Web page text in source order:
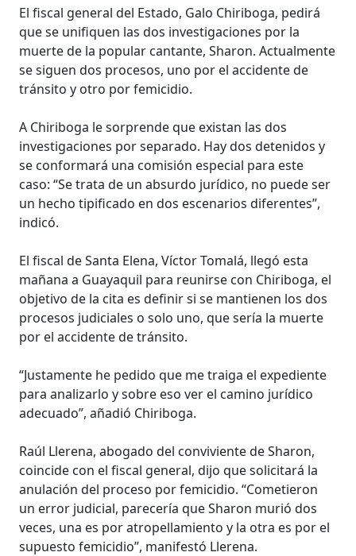
El fiscal general del Estado, Galo Chiriboga, pedirá
que se unifiquen las dos investigaciones por la
muerte de la popular cantante, Sharon. Actualmente
se siguen dos procesos, uno por el accidente de
tránsito y otro por femicidio.
A Chiriboga le sorprende que existan las dos
investigaciones por separado. Hay dos detenidos y
se conformará una comisión especial para este
caso: “Se trata de un absurdo jurídico, no puede ser
un hecho tipificado en dos escenarios diferentes”,
indicó.
El fiscal de Santa Elena, Víctor Tomalá, llegó esta
mañana a Guayaquil para reunirse con Chiriboga, el
objetivo de la cita es definir si se mantienen los dos
procesos judiciales o solo uno, que sería la muerte
por el accidente de tránsito.
“Justamente he pedido que me traiga el expediente
para analizarlo y sobre eso ver el camino jurídico
adecuado”, añadió Chiriboga.
Raúl Llerena, abogado del conviviente de Sharon,
coincide con el fiscal general, dijo que solicitará la
anulación del proceso por femicidio. “Cometieron
un error judicial, parecería que Sharon murió dos
veces, una es por atropellamiento y la otra es por el
supuesto femicidio”, manifestó Llerena.